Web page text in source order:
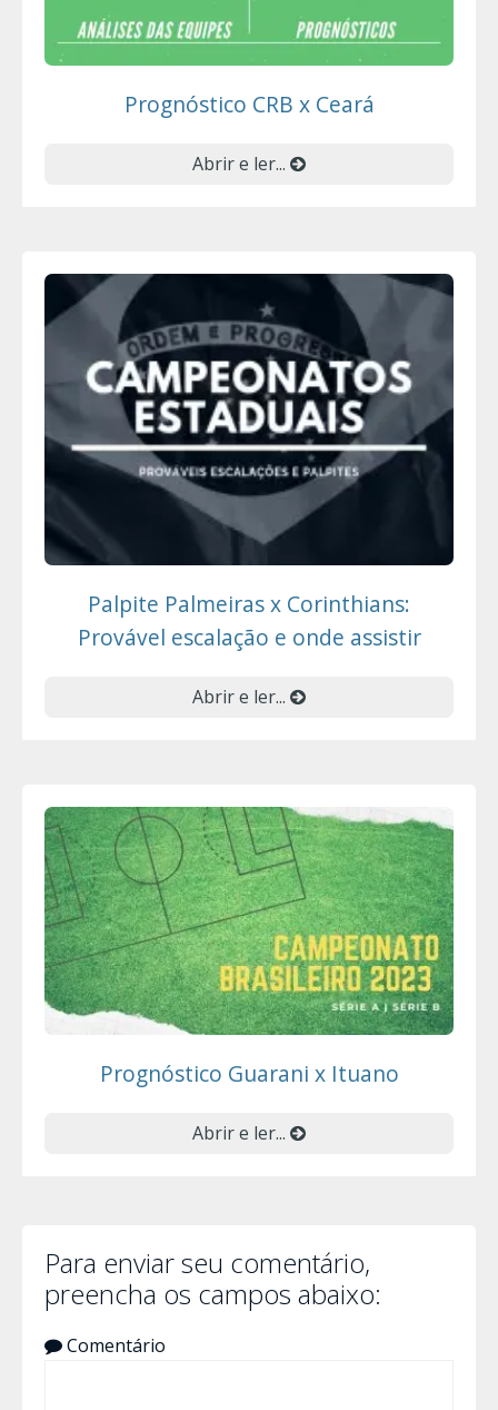
Prognóstico CRB x Ceará
Abrir e ler...
Palpite Palmeiras x Corinthians:
Provável escalação e onde assistir
Abrir e ler...
Prognóstico Guarani x Ituano
Abrir e ler...
Para enviar seu comentário,
preencha os campos abaixo:
Comentário